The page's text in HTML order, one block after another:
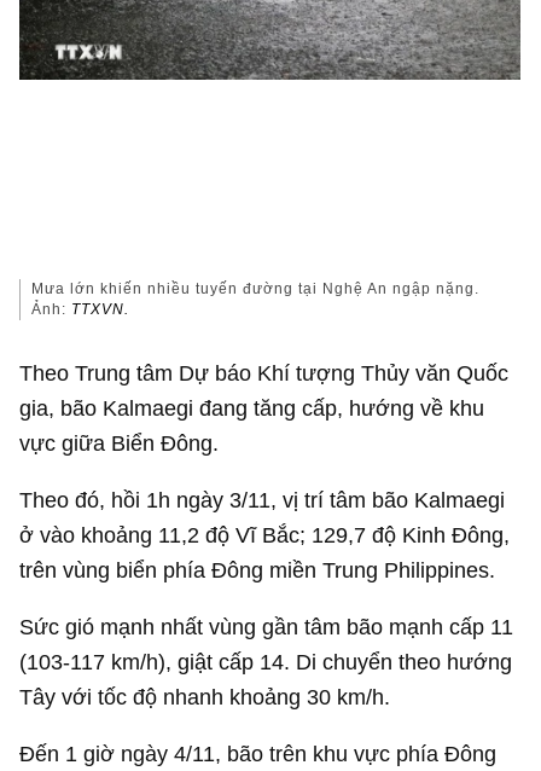
Mưa lớn khiến nhiều tuyến đường tại Nghệ An ngập nặng.
Ảnh: TTXVN.
Theo Trung tâm Dự báo Khí tượng Thủy văn Quốc
gia, bão Kalmaegi đang tăng cấp, hướng về khu
vực giữa Biển Đông.
Theo đó, hồi 1h ngày 3/11, vị trí tâm bão Kalmaegi
ở vào khoảng 11,2 độ Vĩ Bắc; 129,7 độ Kinh Đông,
trên vùng biển phía Đông miền Trung Philippines.
Sức gió mạnh nhất vùng gần tâm bão mạnh cấp 11
(103-117 km/h), giật cấp 14. Di chuyển theo hướng
Tây với tốc độ nhanh khoảng 30 km/h.
Đến 1 giờ ngày 4/11, bão trên khu vực phía Đông